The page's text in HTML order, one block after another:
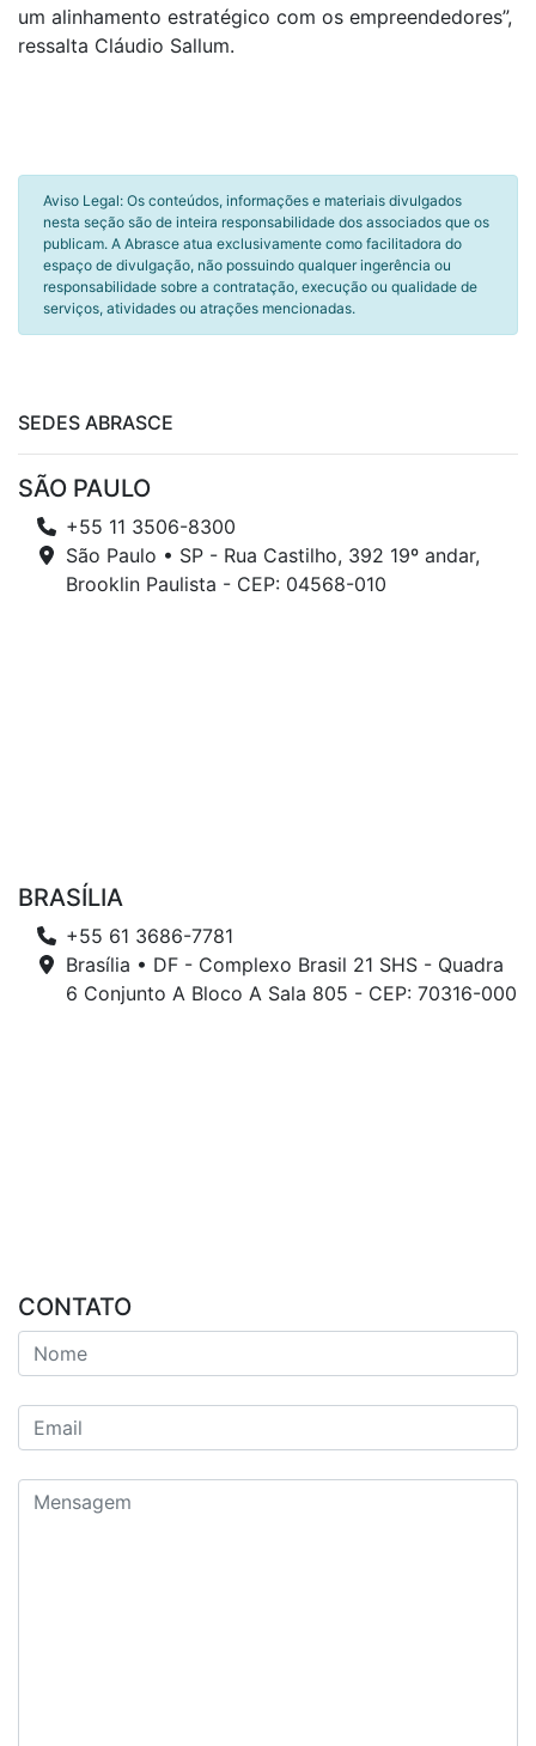
um alinhamento estratégico com os empreendedores”,
ressalta Cláudio Sallum.
Aviso Legal: Os conteúdos, informações e materiais divulgados
nesta seção são de inteira responsabilidade dos associados que os
publicam. A Abrasce atua exclusivamente como facilitadora do
espaço de divulgação, não possuindo qualquer ingerência ou
responsabilidade sobre a contratação, execução ou qualidade de
serviços, atividades ou atrações mencionadas.
SEDES ABRASCE
SÃO PAULO
+55 11 3506-8300
São Paulo • SP - Rua Castilho, 392 19º andar,
Brooklin Paulista - CEP: 04568-010
BRASÍLIA
+55 61 3686-7781
Brasília • DF - Complexo Brasil 21 SHS - Quadra
6 Conjunto A Bloco A Sala 805 - CEP: 70316-000
CONTATO